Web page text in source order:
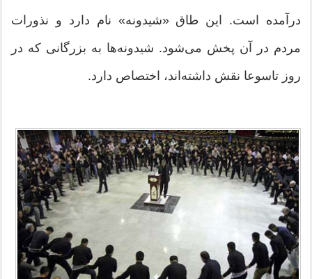
درآمده است. این طاق «شیدونه» نام دارد و نذورات
مردم در آن پخش می‌شود. شیدونه‌ها به بزرگانی که در
روز تاسوعا نقش داشته‌اند، اختصاص دارد.